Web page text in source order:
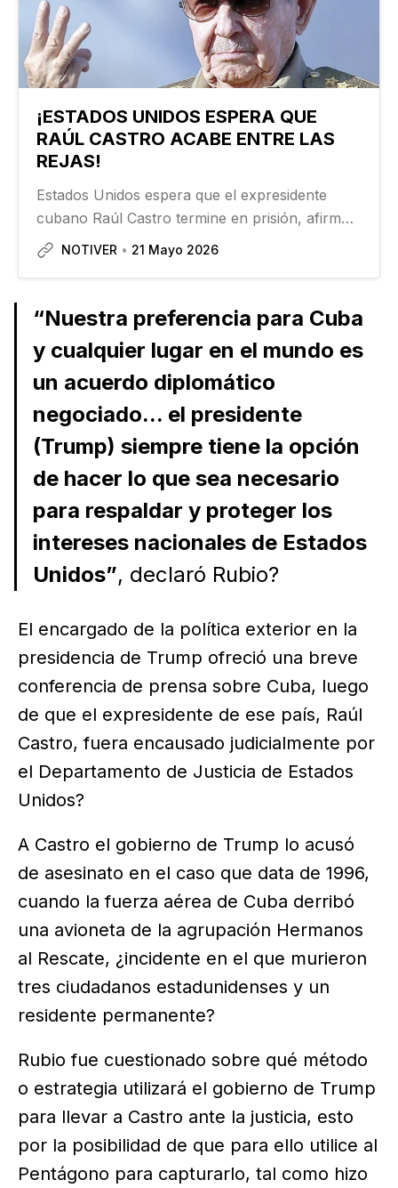
¡ESTADOS UNIDOS ESPERA QUE
RAÚL CASTRO ACABE ENTRE LAS
REJAS!
Estados Unidos espera que el expresidente
cubano Raúl Castro termine en prisión, afirmó
este miércoles el Fiscal General en funciones,
NOTIVER 21 Mayo 2026
“Nuestra preferencia para Cuba
y cualquier lugar en el mundo es
un acuerdo diplomático
negociado... el presidente
(Trump) siempre tiene la opción
de hacer lo que sea necesario
para respaldar y proteger los
intereses nacionales de Estados
Unidos”, declaró Rubio?
El encargado de la política exterior en la
presidencia de Trump ofreció una breve
conferencia de prensa sobre Cuba, luego
de que el expresidente de ese país, Raúl
Castro, fuera encausado judicialmente por
el Departamento de Justicia de Estados
Unidos?
A Castro el gobierno de Trump lo acusó
de asesinato en el caso que data de 1996,
cuando la fuerza aérea de Cuba derribó
una avioneta de la agrupación Hermanos
al Rescate, ¿incidente en el que murieron
tres ciudadanos estadunidenses y un
residente permanente?
Rubio fue cuestionado sobre qué método
o estrategia utilizará el gobierno de Trump
para llevar a Castro ante la justicia, esto
por la posibilidad de que para ello utilice al
Pentágono para capturarlo, tal como hizo